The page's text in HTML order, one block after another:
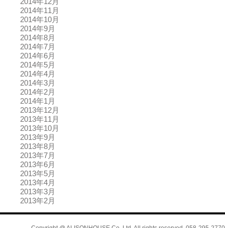
2014年11月
2014年10月
2014年9月
2014年8月
2014年7月
2014年6月
2014年5月
2014年4月
2014年3月
2014年2月
2014年1月
2013年12月
2013年11月
2013年10月
2013年9月
2013年8月
2013年7月
2013年6月
2013年5月
2013年4月
2013年3月
2013年2月